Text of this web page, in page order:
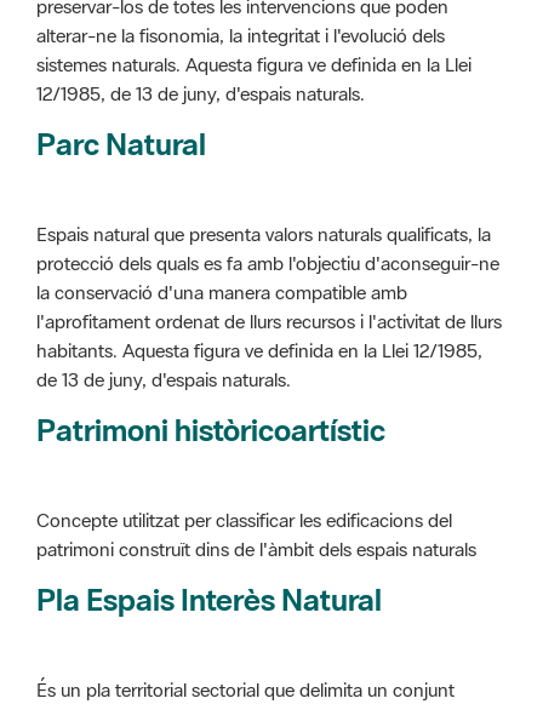
12/1985, de 13 de juny, d'espais naturals.
Parc Natural
Espais natural que presenta valors naturals qualificats, la
l'aprofitament ordenat de llurs recursos i l'activitat de llurs
habitants. Aquesta figura ve definida en la Llei 12/1985,
de 13 de juny, d'espais naturals.
Patrimoni històricoartístic
Concepte utilitzat per classificar les edificacions del
Pla Espais Interès Natural
És un pla territorial sectorial que delimita un conjunt
món rural assegurant el menteniment i millora de les